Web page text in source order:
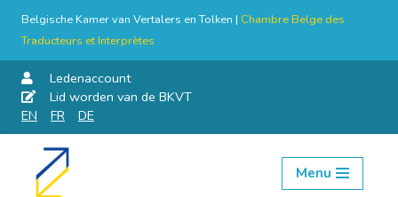
Belgische Kamer van Vertalers en Tolken | Chambre Belge des
Traducteurs et Interprètes
Ledenaccount
Lid worden van de BKVT
EN
FR DE
Skip
Menu